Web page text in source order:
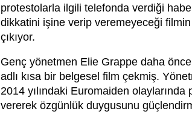
protestolarla ilgili telefonda verdiği
dikkatini işine verip veremeyeceği
çıkıyor.
Genç yönetmen Elie Grappe daha
adlı kısa bir belgesel film çekmiş.
2014 yılındaki Euromaiden
vererek özgünlük duygusunu